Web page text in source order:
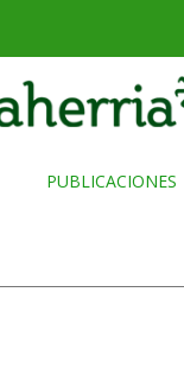
PUBLICACIONES